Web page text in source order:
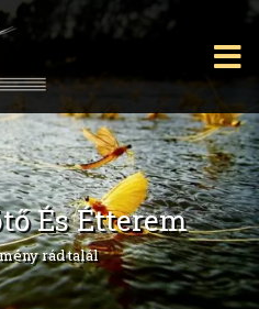
És Étterem
rád talál